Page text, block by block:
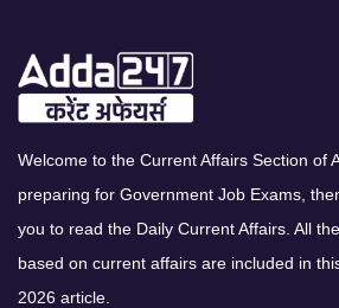
Welcome to the Current Affairs Section of
preparing for Government Job Exams,
you to read the Daily Current Affairs. All
based on current affairs are included in
2026 article.